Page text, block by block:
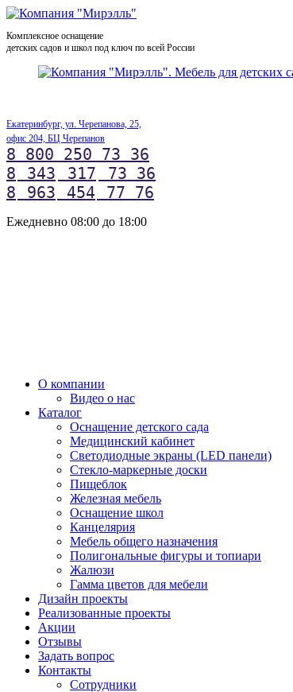
Комплексное оснащение
детских садов и школ под ключ по всей России
Екатеринбург, ул. Черепанова, 25,
офис 204, БЦ Черепанов
8 800 250 73 36
8
343 317
73 36
8
963 454 77 76
Ежедневно 08:00 до 18:00
О компании
Видео о нас
Каталог
Оснащение детского сада
Медицинский кабинет
Светодиодные экраны (LED панели)
Стекло-маркерные доски
Пищеблок
Железная мебель
Оснащение школ
Канцелярия
Мебель общего назначения
Полигональные фигуры и топиари
Жалюзи
Гамма цветов для мебели
Дизайн проекты
Реализованные проекты
Акции
Отзывы
Задать вопрос
Контакты
Сотрудники